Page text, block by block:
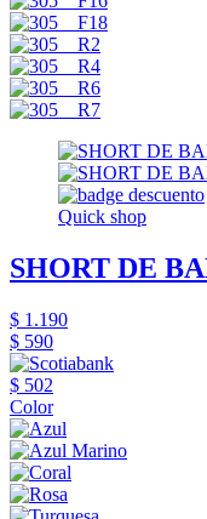
Quick shop
SHORT DE
$ 1.190
$ 590
$ 502
Color